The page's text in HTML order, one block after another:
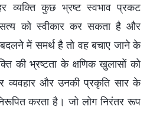
व्यक्ति कुछ भ्रष्ट स्वभाव प्रकट
को स्वीकार कर सकता है और
में समर्थ है तो वह बचाए जाने के
की भ्रष्टता के क्षणिक खुलासों को
व्यवहार और उनकी प्रकृति सार के
करता है। जो लोग निरंतर रूप